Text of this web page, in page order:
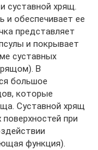
суставной хрящ.
и обеспечивает ее
представляет
и покрывает
суставных
В
большое
которые
Суставной хрящ
при
функция).